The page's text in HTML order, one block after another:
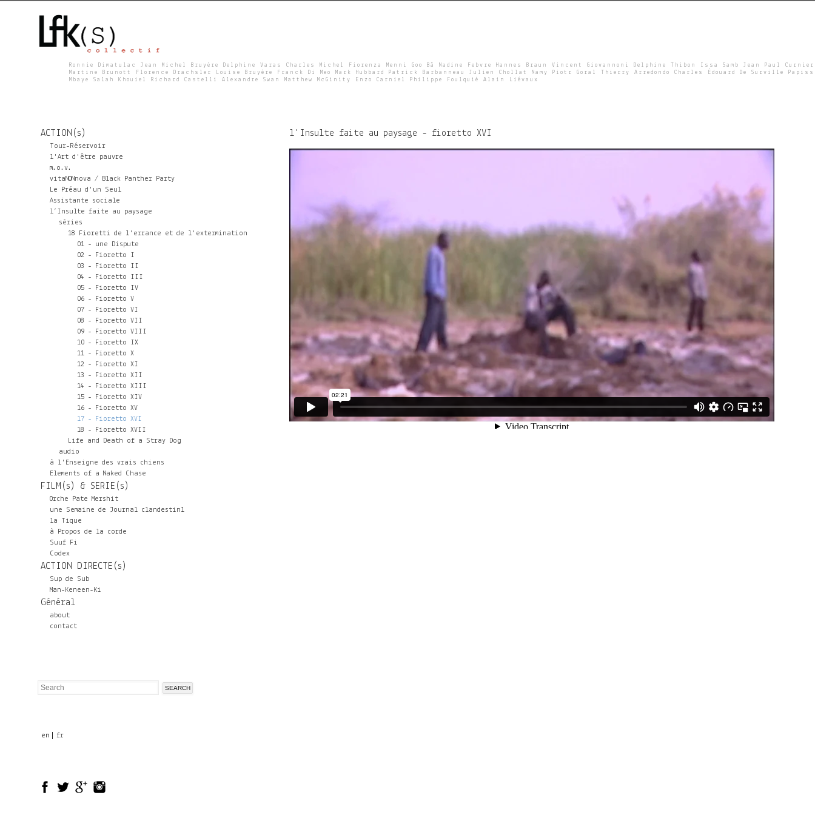
F
K
S
Ronnie Dimatulac Jean Michel Bruyère Delphine Varas Charles Michel Fiorenza Menni Goo Bâ Nadine Febvre Hannes Braun Vincent Giovannoni Delphine Thibon Issa Samb Jean Paul Curnier
Martine Brunott Florence Drachsler Louise Bruyère Franck Di Meo Mark Hubbard Patrick Barbanneau Julien Chollat Namy Piotr Goral Thierry Arredondo Charles Édouard De Surville Papiss
Mbaye Salah Khouiel Richard Castelli Alexandre Swan Matthew McGinity Enzo Carniel Philippe Foulquié Alain Liévaux
ACTION(s)
Tour-Réservoir
l'Art d'être pauvre
m.o.v.
vitaNONnova / Black Panther Party
Le Préau d'un Seul
Assistante sociale
l’Insulte faite au paysage
séries
18 Fioretti de l'errance et de l'extermination
01 - une Dispute
02 - Fioretto I
03 - Fioretto II
04 - Fioretto III
05 - Fioretto IV
06 - Fioretto V
07 - Fioretto VI
08 - Fioretto VII
09 - Fioretto VIII
10 - Fioretto IX
11 - Fioretto X
12 - Fioretto XI
13 - Fioretto XII
14 - Fioretto XIII
15 - Fioretto XIV
16 - Fioretto XV
17 - Fioretto XVI
18 - Fioretto XVII
Life and Death of a Stray Dog
audio
à l'Enseigne des vrais chiens
Elements of a Naked Chase
FILM(s) & SERIE(s)
Orche Pate Mershit
une Semaine de Journal clandestin1
la Tique
à Propos de la corde
Suuf Fi
Codex
ACTION DIRECTE(s)
Sup de Sub
Man-Keneen-Ki
Général
about
contact
l'Insulte faite au paysage - fioretto XVI
Search
en fr